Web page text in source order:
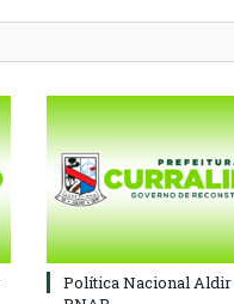
Política Nacional Aldir